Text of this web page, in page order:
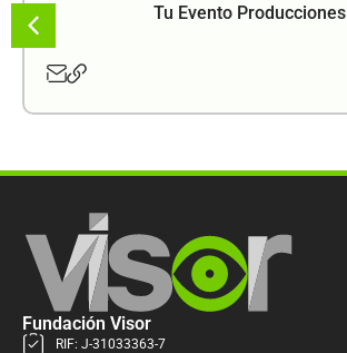
Tu Evento Producciones
Fundación Visor
RIF: J-31033363-7